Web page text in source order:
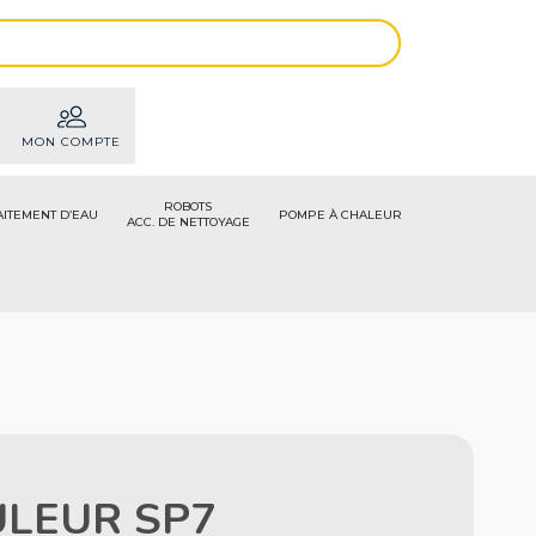
MON COMPTE
D’EAU
ROBOTS
ACC. DE NETTOYAGE
POMPE À CHALEUR
SP7